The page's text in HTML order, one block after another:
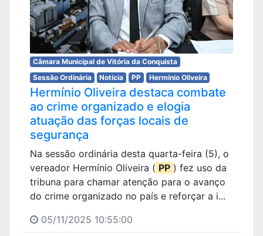
Câmara Municipal de Vitória da Conquista
Sessão Ordinária
Notícia PP Hermínio Oliveira
Hermínio Oliveira destaca combate
ao crime organizado e elogia
atuação das forças locais de
segurança
Na sessão ordinária desta quarta-feira (5), o
vereador Hermínio Oliveira ( PP ) fez uso da
tribuna para chamar atenção para o avanço
do crime organizado no país e reforçar a i...
05/11/2025 10:55:00